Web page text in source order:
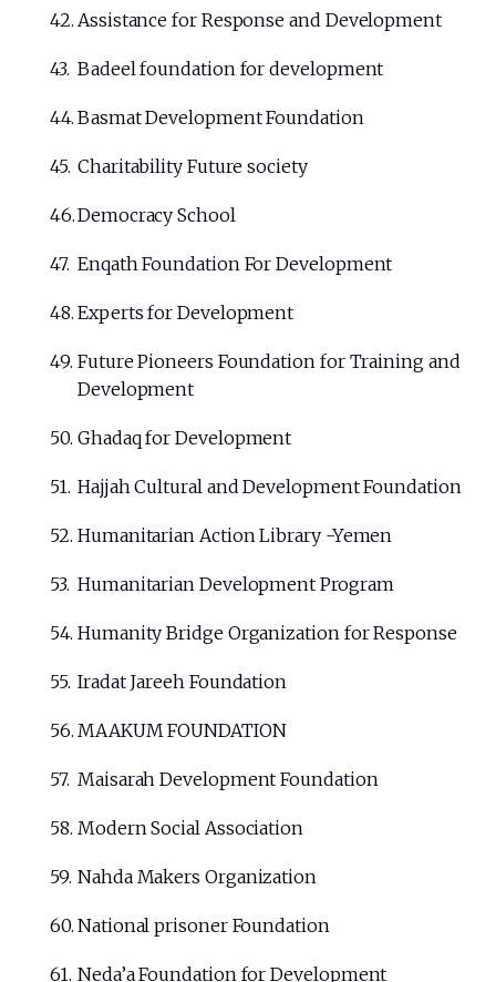
Assistance for Response and Development
Badeel foundation for development
Basmat Development Foundation
Charitability Future society
Democracy School
Enqath Foundation For Development
Experts for Development
Future Pioneers Foundation for Training and
Development
Ghadaq for Development
Hajjah Cultural and Development Foundation
Humanitarian Action Library -Yemen
Humanitarian Development Program
Humanity Bridge Organization for Response
Iradat Jareeh Foundation
MAAKUM FOUNDATION
Maisarah Development Foundation
Modern Social Association
Nahda Makers Organization
National prisoner Foundation
Neda’a Foundation for Development